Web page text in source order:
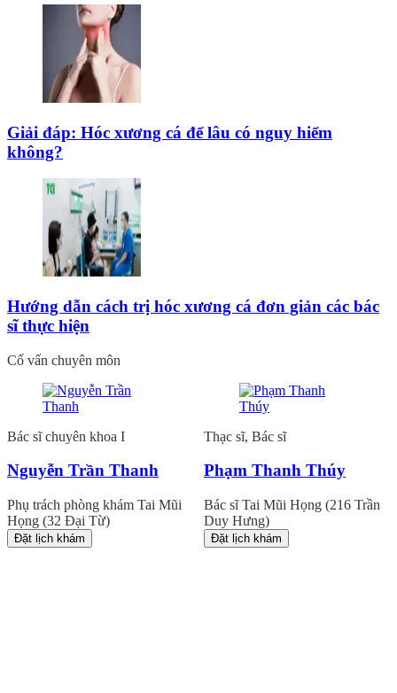
Giải đáp: Hóc xương cá để lâu có nguy hiểm
không?
Hướng dẫn cách trị hóc xương cá đơn giản các bác
sĩ thực hiện
Cố vấn chuyên môn
Bác sĩ chuyên khoa I
Nguyễn Trần Thanh
Phụ trách phòng khám Tai Mũi
Họng (32 Đại Từ)
Đặt lịch khám
Thạc sĩ, Bác sĩ
Phạm Thanh Thúy
Bác sĩ Tai Mũi Họng (216 Trần
Duy Hưng)
Đặt lịch khám